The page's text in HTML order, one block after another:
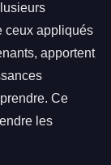
ceux appliqués
apportent
Ce
les